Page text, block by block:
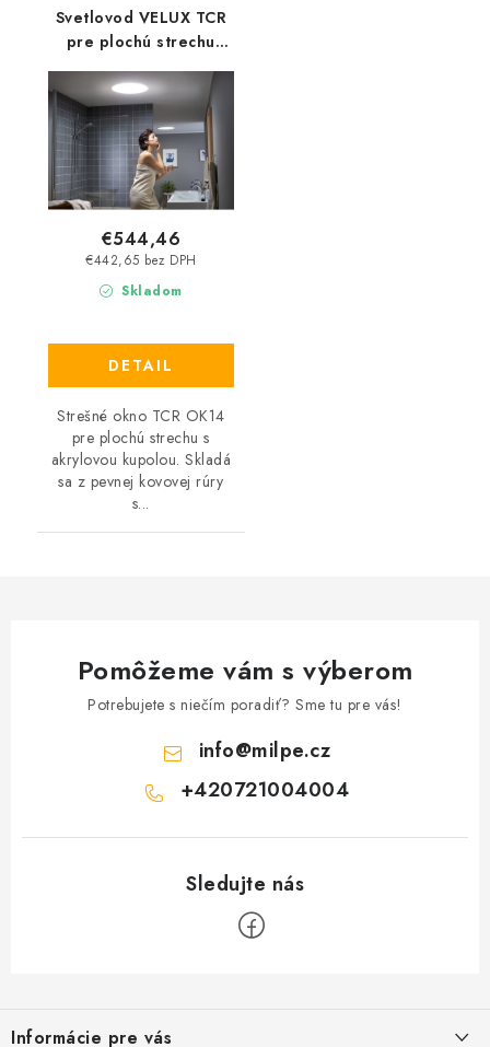
Svetlovod VELUX TCR
pre plochú strechu
Skladom
€442,65 bez DPH
€544,46
DETAIL
Strešné okno TCR OK14
pre plochú strechu s
akrylovou kupolou. Skladá
sa z pevnej kovovej rúry
s...
Pomôžeme vám s výberom
Potrebujete s niečím poradiť? Sme tu pre vás!
info@milpe.cz
+420721004004
Informácie pre vás